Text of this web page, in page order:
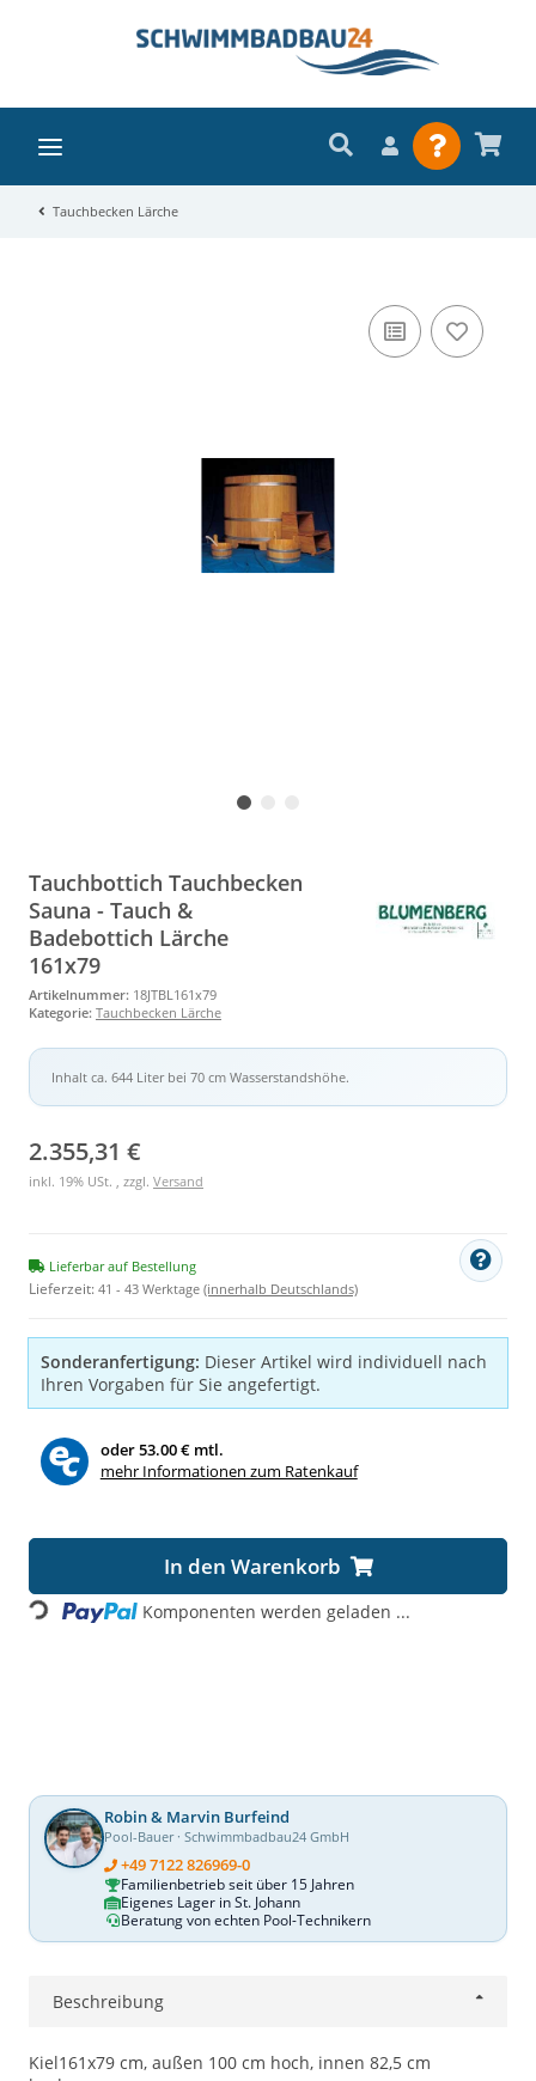
Tauchbecken Lärche
Tauchbottich Tauchbecken
Sauna - Tauch &
Badebottich Lärche
161x79
Artikelnummer: 18JTBL161x79
Kategorie: Tauchbecken Lärche
Inhalt ca. 644 Liter bei 70 cm Wasserstandshöhe.
2.355,31 €
inkl. 19% USt. , zzgl. Versand
Lieferbar auf Bestellung
Lieferzeit: 41 - 43 Werktage (innerhalb Deutschlands)
Sonderanfertigung: Dieser Artikel wird individuell nach
Ihren Vorgaben für Sie angefertigt.
oder53.00 € mtl.
mehr Informationen zum Ratenkauf
In den Warenkorb
Komponenten werden geladen ...
Robin & Marvin Burfeind
Pool-Bauer · Schwimmbadbau24 GmbH
+49 7122 826969-0
Familienbetrieb seit über 15 Jahren
Eigenes Lager in St. Johann
Beratung von echten Pool-Technikern
Beschreibung
Kiel161x79 cm, außen 100 cm hoch, innen 82,5 cm